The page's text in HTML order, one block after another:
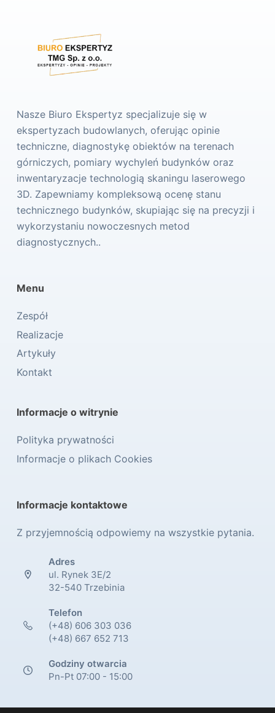
Nasze Biuro Ekspertyz specjalizuje się w
ekspertyzach budowlanych, oferując opinie
techniczne, diagnostykę obiektów na terenach
górniczych, pomiary wychyleń budynków oraz
inwentaryzacje technologią skaningu laserowego
3D. Zapewniamy kompleksową ocenę stanu
technicznego budynków, skupiając się na precyzji i
wykorzystaniu nowoczesnych metod
diagnostycznych..
Menu
Zespół
Realizacje
Artykuły
Kontakt
Informacje o witrynie
Polityka prywatności
Informacje o plikach Cookies
Informacje kontaktowe
Z przyjemnością odpowiemy na wszystkie pytania.
Adres
ul. Rynek 3E/2
32-540 Trzebinia
Telefon
(+48) 606 303 036
(+48) 667 652 713
Godziny otwarcia
Pn-Pt 07:00 - 15:00